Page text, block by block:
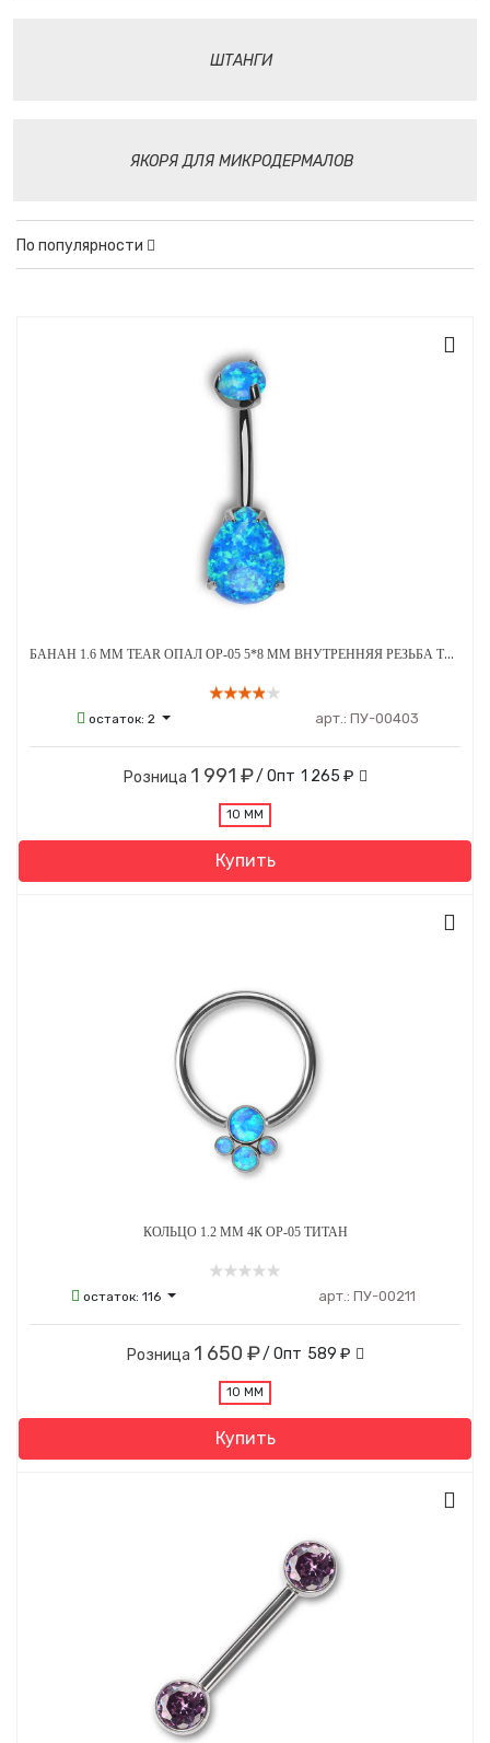
ШТАНГИ
ЯКОРЯ ДЛЯ МИКРОДЕРМАЛОВ
По популярности
БАНАН 1.6 ММ TEAR ОПАЛ OP-05 5*8 ММ ВНУТРЕННЯЯ РЕЗЬБА ТИТАН
остаток:2 арт.: ПУ-00403
Розница 1 991 ₽/ Опт 1 265 ₽
10 ММ
Купить
КОЛЬЦО 1.2 ММ 4К OP-05 ТИТАН
остаток:116 арт.: ПУ-00211
Розница 1 650 ₽/ Опт 589 ₽
10 ММ
Купить